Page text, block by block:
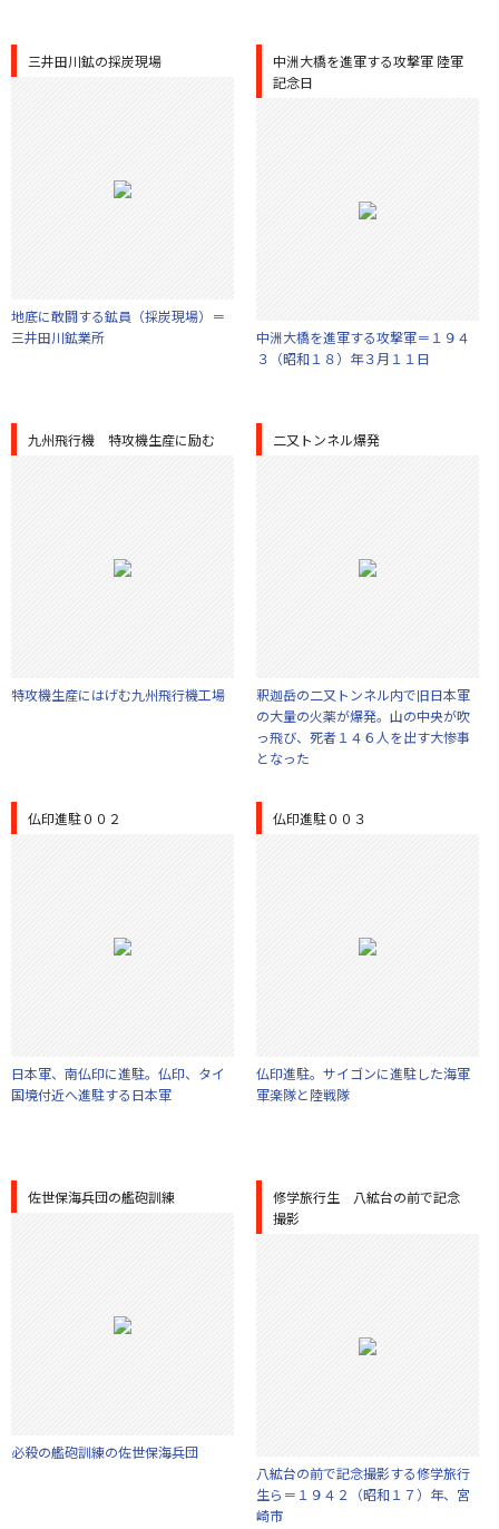
三井田川鉱の採炭現場
地底に敢闘する鉱員（採炭現場）＝
三井田川鉱業所
中洲大橋を進軍する攻撃軍 陸軍
記念日
中洲大橋を進軍する攻撃軍＝１９４
３（昭和１８）年３月１１日
九州飛行機 特攻機生産に励む
特攻機生産にはげむ九州飛行機工場
二又トンネル爆発
釈迦岳の二又トンネル内で旧日本軍
の大量の火薬が爆発。山の中央が吹
っ飛び、死者１４６人を出す大惨事
となった
仏印進駐００２
日本軍、南仏印に進駐。仏印、タイ
国境付近へ進駐する日本軍
仏印進駐００３
仏印進駐。サイゴンに進駐した海軍
軍楽隊と陸戦隊
佐世保海兵団の艦砲訓練
必殺の艦砲訓練の佐世保海兵団
修学旅行生 八絋台の前で記念
撮影
八絋台の前で記念撮影する修学旅行
生ら＝１９４２（昭和１７）年、宮
崎市